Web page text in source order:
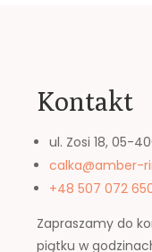
Kontakt
ul. Zosi 18, 05-
calka@amber-
+48 507 072
Zapraszamy do
piątku w